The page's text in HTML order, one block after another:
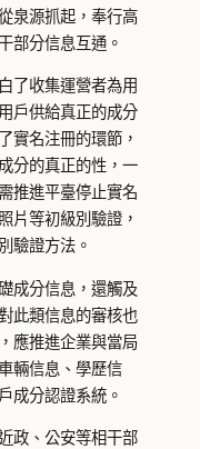
泉源抓起，奉行高
部分信息互通。
了收集運營者為用
戶供給真正的成分
實名注冊的環節，
分的真正的性，一
推進平臺停止實名
片等初級別驗證，
驗證方法。
成分信息，還觸及
此類信息的審核也
應推進企業與當局
輛信息、學歷信
成分認證系統。
政、公安等相干部